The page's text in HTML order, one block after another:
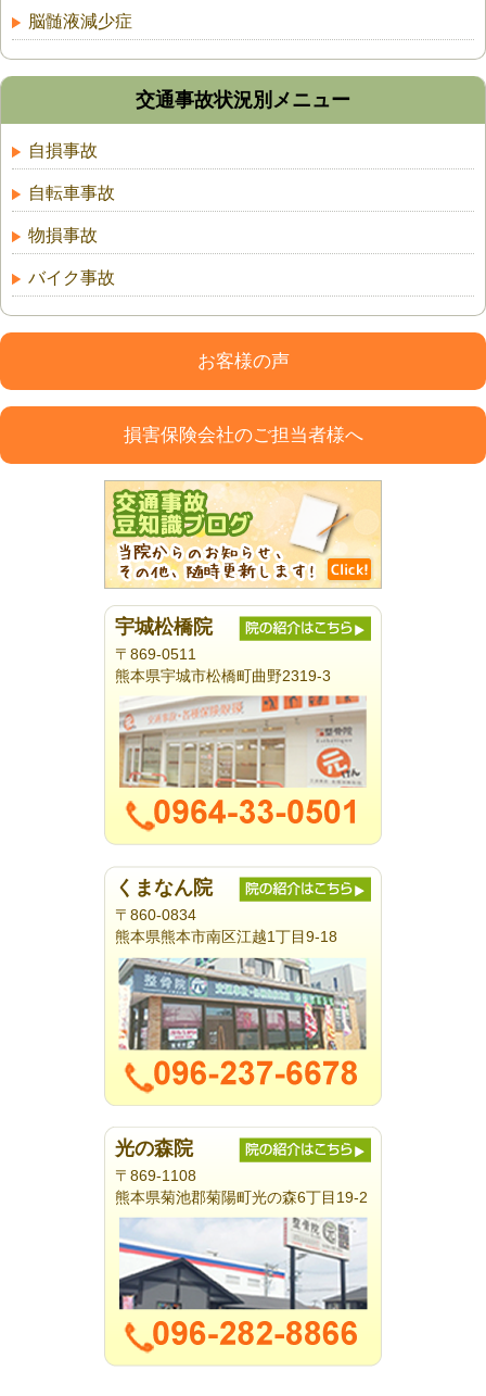
脳髄液減少症
交通事故状況別メニュー
自損事故
自転車事故
物損事故
バイク事故
お客様の声
損害保険会社のご担当者様へ
宇城松橋院
〒869-0511
熊本県宇城市松橋町曲野2319-3
くまなん院
〒860-0834
熊本県熊本市南区江越1丁目9-18
光の森院
〒869-1108
熊本県菊池郡菊陽町光の森6丁目19-2